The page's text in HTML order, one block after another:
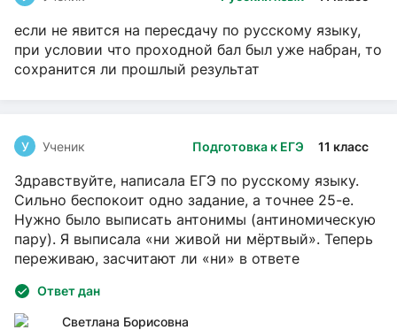
если не явится на пересдачу по русскому языку,
при условии что проходной бал был уже набран, то
сохранится ли прошлый результат
Подготовка к ЕГЭ 11 класс
У Ученик
Здравствуйте, написала ЕГЭ по русскому языку.
Сильно беспокоит одно задание, а точнее 25-е.
Нужно было выписать антонимы (антиномическую
пару). Я выписала «ни живой ни мёртвый». Теперь
переживаю, засчитают ли «ни» в ответе
Ответ дан
Светлана Борисовна